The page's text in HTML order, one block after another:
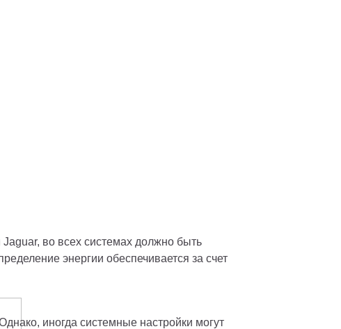
во всех системах должно быть
энергии обеспечивается за счет
иногда системные настройки могут